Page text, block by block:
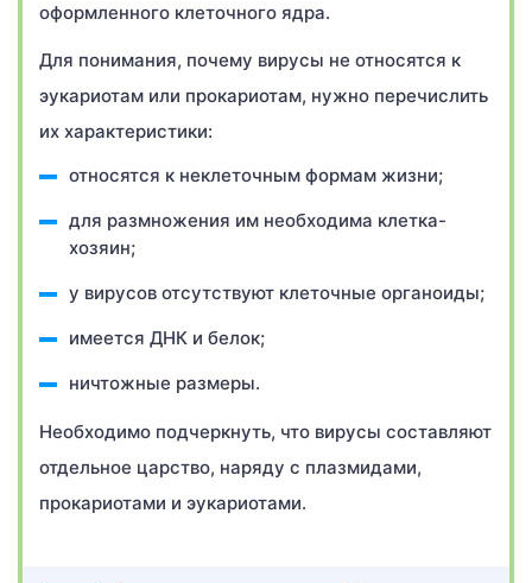
оформленного клеточного ядра.
Для понимания, почему вирусы не относятся к
эукариотам или прокариотам, нужно перечислить
их характеристики:
относятся к неклеточным формам жизни;
для размножения им необходима клетка-
хозяин;
у вирусов отсутствуют клеточные органоиды;
имеется ДНК и белок;
ничтожные размеры.
Необходимо подчеркнуть, что вирусы составляют
отдельное царство, наряду с плазмидами,
прокариотами и эукариотами.